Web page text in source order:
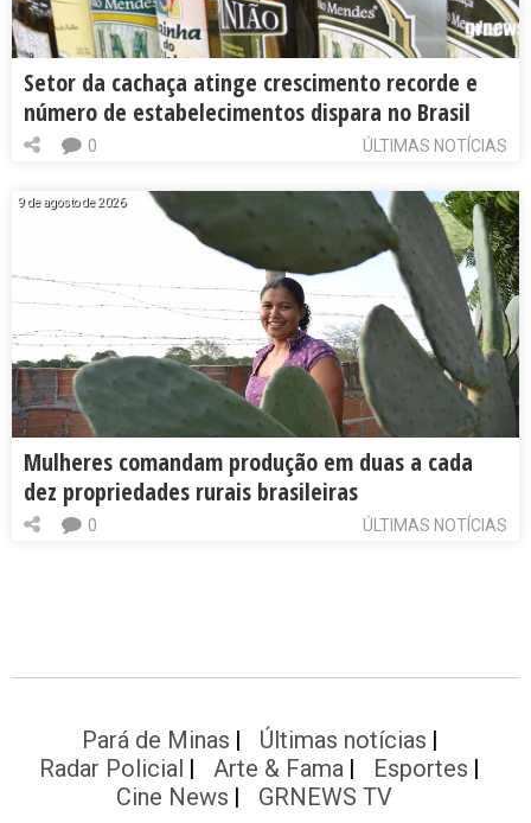
Setor da cachaça atinge crescimento recorde e
número de estabelecimentos dispara no Brasil
ÚLTIMAS NOTÍCIAS
0
9 de agosto de 2026
Mulheres comandam produção em duas a cada
dez propriedades rurais brasileiras
ÚLTIMAS NOTÍCIAS
0
Pará de Minas
Últimas notícias
Radar Policial
Arte & Fama
Esportes
Cine News
GRNEWS TV